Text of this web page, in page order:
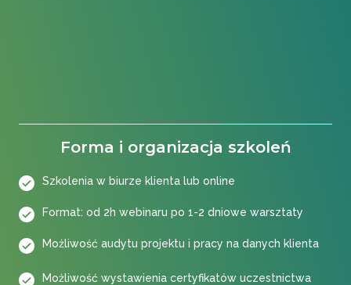
Forma i organizacja szkoleń
Szkolenia w biurze klienta lub online
Format: od 2h webinaru po 1-2 dniowe warsztaty
Możliwość audytu projektu i pracy na danych klienta
Możliwość wystawienia certyfikatów uczestnictwa